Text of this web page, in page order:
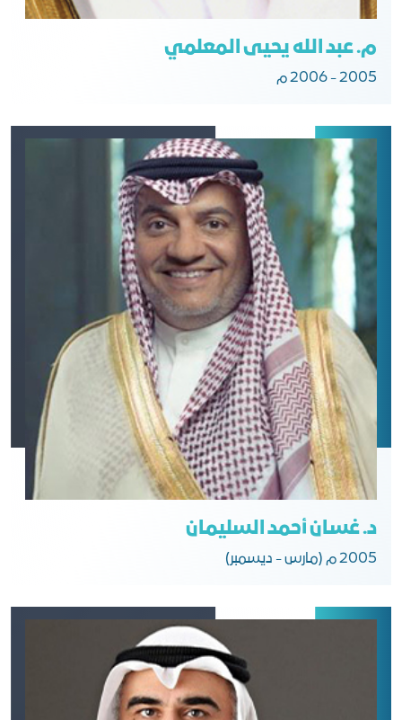
م. عبد الله يحيى المعلمي
2005 - 2006 م
د. غسان أحمد السليمان
2005 م (مارس - ديسمبر)